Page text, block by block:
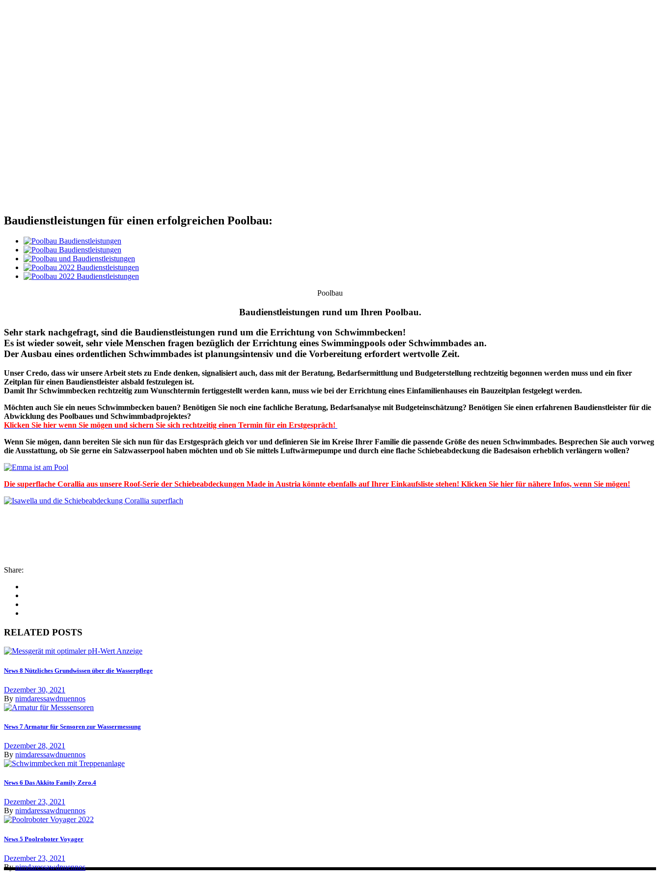
Baudienstleistungen für einen erfolgreichen Poolbau:
Poolbau
Baudienstleistungen rund um Ihren Poolbau.
Sehr stark nachgefragt, sind die Baudienstleistungen rund um die Errichtung von Schwimmbecken!
Es ist wieder soweit, sehr viele Menschen fragen bezüglich der Errichtung eines Swimmingpools oder Schwimmbades an.
Der Ausbau eines ordentlichen Schwimmbades ist planungsintensiv und die Vorbereitung erfordert wertvolle Zeit.
Unser Credo, dass wir unsere Arbeit stets zu Ende denken, signalisiert auch, dass mit der Beratung, Bedarfsermittlung und Budgeterstellung rechtzeitig begonnen werden muss und ein fixer
Zeitplan für einen Baudienstleister alsbald festzulegen ist.
Damit Ihr Schwimmbecken rechtzeitig zum Wunschtermin fertiggestellt werden kann, muss wie bei der Errichtung eines Einfamilienhauses ein Bauzeitplan festgelegt werden.
Möchten auch Sie ein neues Schwimmbecken bauen? Benötigen Sie noch eine fachliche Beratung, Bedarfsanalyse mit Budgeteinschätzung? Benötigen Sie einen erfahrenen Baudienstleister für die
Abwicklung des Poolbaues und Schwimmbadprojektes?
Klicken Sie hier wenn Sie mögen und sichern Sie sich rechtzeitig einen Termin für ein Erstgespräch!
Wenn Sie mögen, dann bereiten Sie sich nun für das Erstgespräch gleich vor und definieren Sie im Kreise Ihrer Familie die passende Größe des neuen Schwimmbades. Besprechen Sie auch vorweg
die Ausstattung, ob Sie gerne ein Salzwasserpool haben möchten und ob Sie mittels Luftwärmepumpe und durch eine flache Schiebeabdeckung die Badesaison erheblich verlängern wollen?
Die superflache Corallia aus unsere Roof-Serie der Schiebeabdeckungen Made in Austria könnte ebenfalls auf Ihrer Einkaufsliste stehen! Klicken Sie hier für nähere Infos, wenn Sie mögen!
Share:
RELATED POSTS
News 8 Nützliches Grundwissen über die Wasserpflege
Dezember 30, 2021
By nimdaressawdnuennos
News 7 Armatur für Sensoren zur Wassermessung
Dezember 28, 2021
By nimdaressawdnuennos
News 6 Das Akkito Family Zero.4
Dezember 23, 2021
By nimdaressawdnuennos
News 5 Poolroboter Voyager
Dezember 23, 2021
Bynimdaressawdnuennos